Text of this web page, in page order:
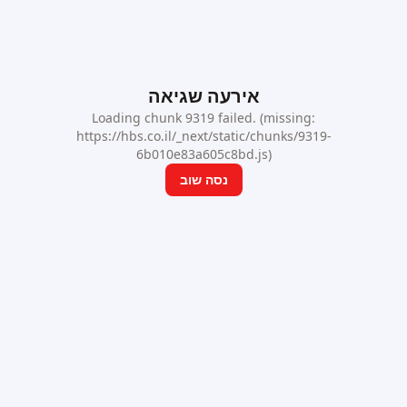
אירעה שגיאה
Loading chunk 9319 failed. (missing:
https://hbs.co.il/_next/static/chunks/9319-
6b010e83a605c8bd.js)